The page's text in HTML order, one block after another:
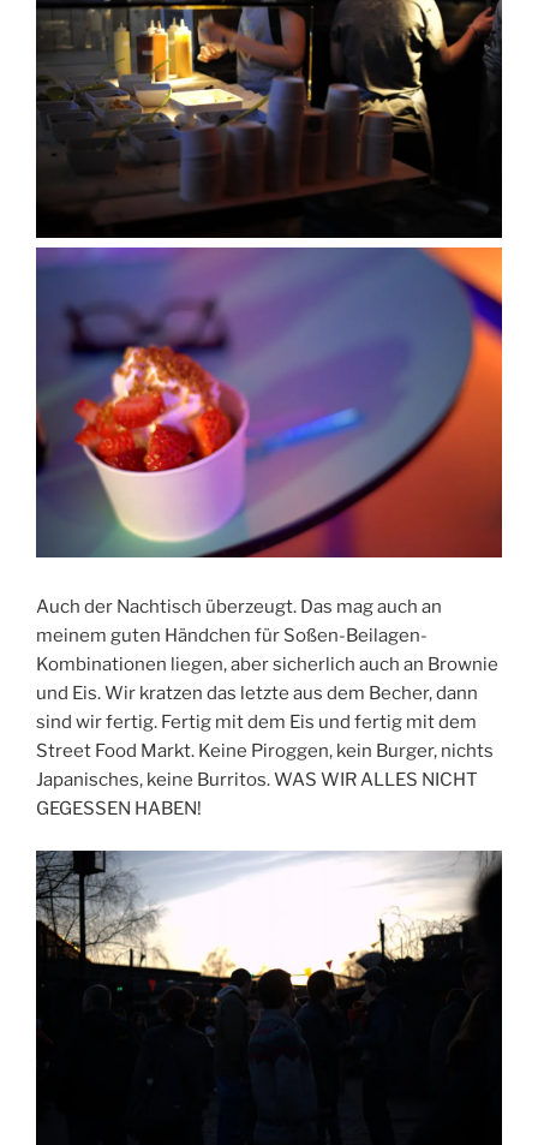
Auch der Nachtisch überzeugt. Das mag auch an
meinem guten Händchen für Soßen-Beilagen-
Kombinationen liegen, aber sicherlich auch an Brownie
und Eis. Wir kratzen das letzte aus dem Becher, dann
sind wir fertig. Fertig mit dem Eis und fertig mit dem
Street Food Markt. Keine Piroggen, kein Burger, nichts
Japanisches, keine Burritos. WAS WIR ALLES NICHT
GEGESSEN HABEN!